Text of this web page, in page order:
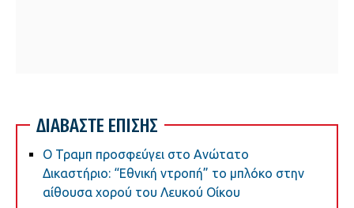
ΔΙΑΒΑΣΤΕ ΕΠΙΣΗΣ
Ο Τραμπ προσφεύγει στο Ανώτατο
Δικαστήριο: “Εθνική ντροπή” το μπλόκο στην
αίθουσα χορού του Λευκού Οίκου